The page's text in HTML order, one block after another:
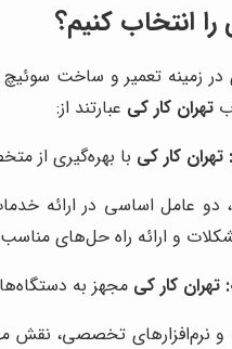
را انتخاب کنیم؟
در زمینه تعمیر و ساخت
تهران کار کی عبارتند از:
تهران کار کی با بهره‌گیری از
عامل اساسی در ارائه
و ارائه راه حل‌های
تهران کار کی مجهز به
و نرم‌افزارهای تخصصی، نقش